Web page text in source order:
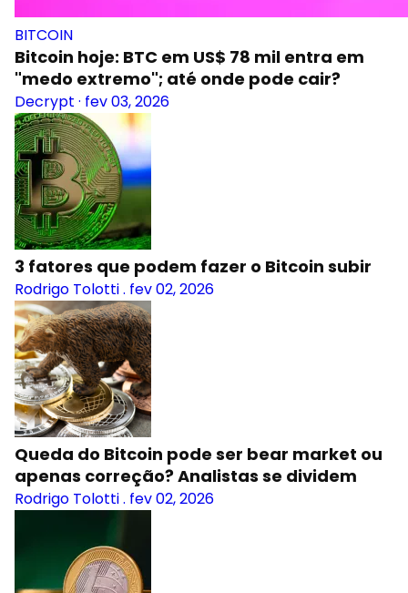
BITCOIN
Bitcoin hoje: BTC em US$ 78 mil entra em
"medo extremo"; até onde pode cair?
Decrypt · fev 03, 2026
3 fatores que podem fazer o Bitcoin subir
Rodrigo Tolotti. fev 02, 2026
Queda do Bitcoin pode ser bear market ou
apenas correção? Analistas se dividem
Rodrigo Tolotti. fev 02, 2026